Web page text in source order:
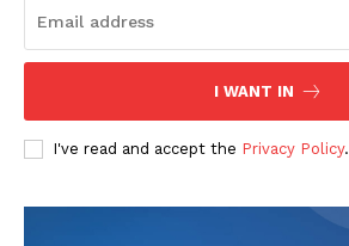
I WANT IN
I've read and accept the Privacy Policy.